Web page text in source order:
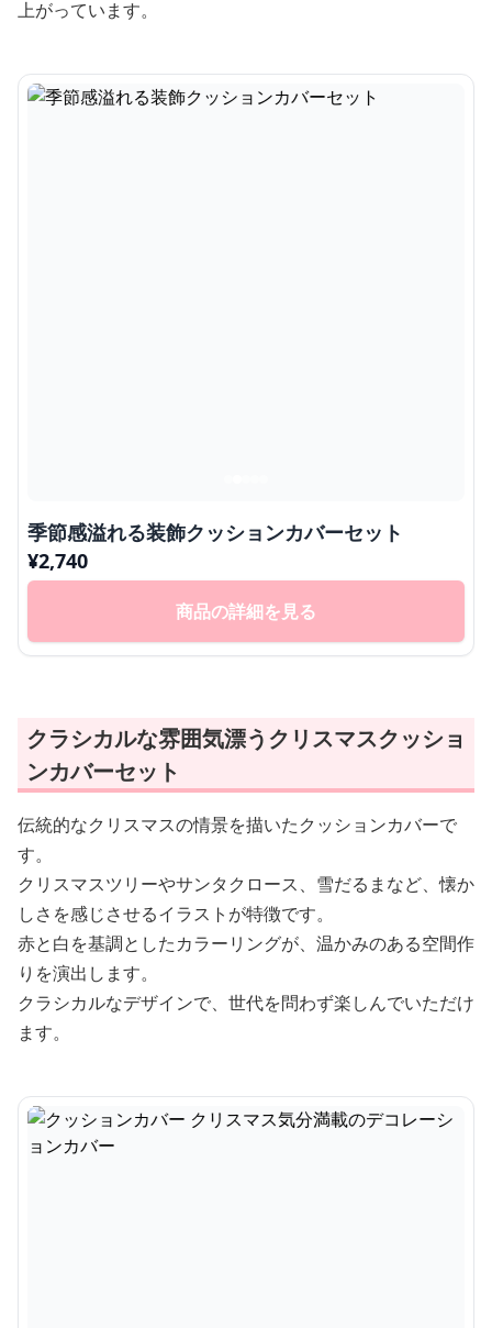
上がっています。
季節感溢れる装飾クッションカバーセット
¥2,740
商品の詳細を見る
クラシカルな雰囲気漂うクリスマスクッショ
ンカバーセット
伝統的なクリスマスの情景を描いたクッションカバーで
す。
クリスマスツリーやサンタクロース、雪だるまなど、懐か
しさを感じさせるイラストが特徴です。
赤と白を基調としたカラーリングが、温かみのある空間作
りを演出します。
クラシカルなデザインで、世代を問わず楽しんでいただけ
ます。